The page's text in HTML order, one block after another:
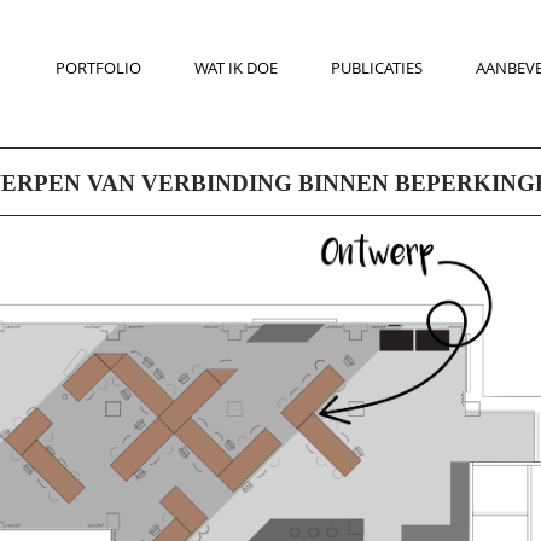
PORTFOLIO WAT IK DOE PUBLICATIES
VAN VERBINDING BINNEN